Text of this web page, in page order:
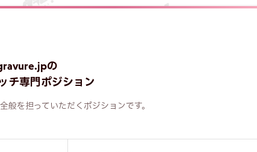
の
チ専門ポジション
般を担っていただくポジションです。